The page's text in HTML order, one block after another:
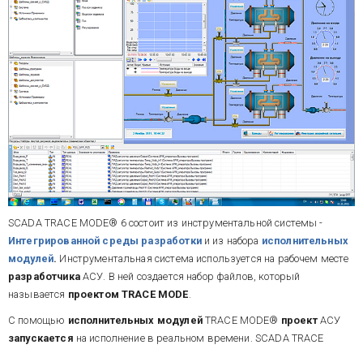
SCADA TRACE MODE® 6 состоит из инструментальной системы -
Интегрированной среды разработки и из набора исполнительных
модулей. Инструментальная система используется на рабочем месте
разработчика АСУ. В ней создается набор файлов, который
называется проектом TRACE MODE.
С помощью исполнительных модулей TRACE MODE® проект АСУ
запускается на исполнение в реальном времени. SCADA TRACE